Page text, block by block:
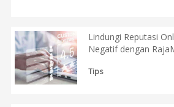
Lindungi Reputasi
Negatif dengan
Tips